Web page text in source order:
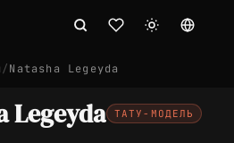
/Natasha Legeyda
Legeyda ТАТУ-МОДЕЛЬ